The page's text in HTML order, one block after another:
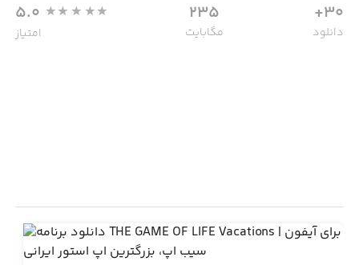
30+
دانلود
235
مگابایت
5.0
امتیاز